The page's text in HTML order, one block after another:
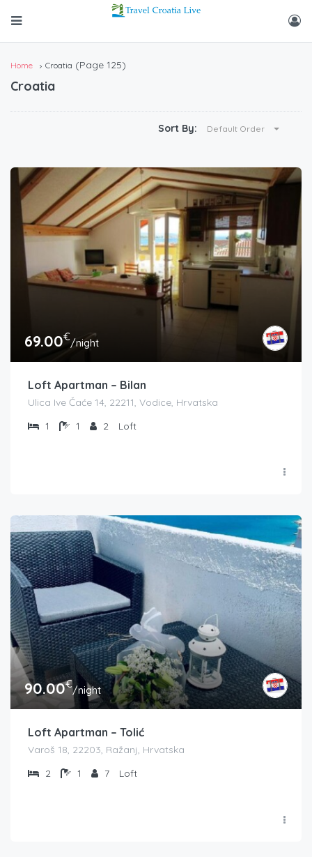
Home Croatia (Page 125)
Croatia
Sort By: Default Order
69.00€/night
Loft Apartman – Bilan
Ulica Ive Čaće 14, 22211, Vodice, Hrvatska
1
1 2 Loft
90.00€/night
Loft Apartman – Tolić
Varoš 18, 22203, Ražanj, Hrvatska
2
1 7 Loft